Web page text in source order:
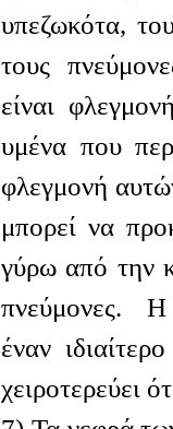
υπεζωκότα,
τους
είναι
υμένα που
φλεγμονή
μπορεί να
γύρω από την
πνεύμονες. Η
έναν
χειροτερεύει